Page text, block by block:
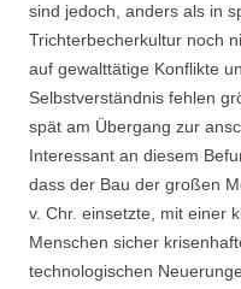
sind jedoch, anders als in
Trichterbecherkultur noch
auf gewalttätige Konflikte
Selbstverständnis fehlen
spät am Übergang zur
Interessant an diesem
dass der Bau der großen
v. Chr. einsetzte, mit einer
Menschen sicher
technologischen